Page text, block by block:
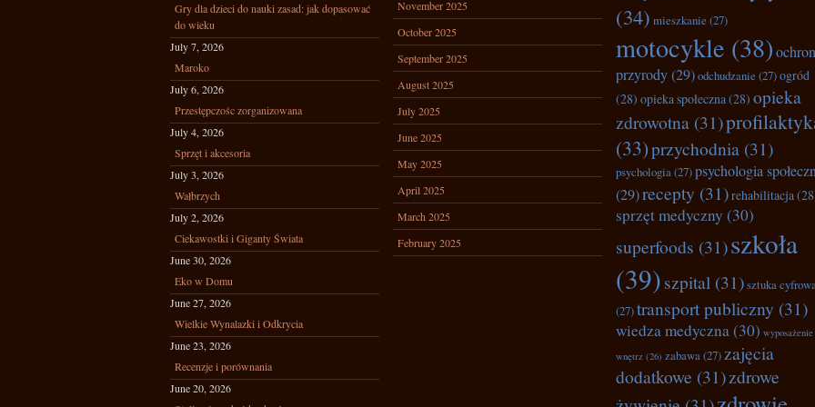
Gry dla dzieci do nauki zasad: jak dopasować
do wieku
July 7, 2026
Maroko
July 6, 2026
Przestępczośc zorganizowana
July 4, 2026
Sprzęt i akcesoria
July 3, 2026
Wałbrzych
July 2, 2026
Ciekawostki i Giganty Świata
June 30, 2026
Eko w Domu
June 27, 2026
Wielkie Wynalazki i Odkrycia
June 23, 2026
Recenzje i porównania
June 20, 2026
November 2025
October 2025
September 2025
August 2025
July 2025
June 2025
May 2025
April 2025
March 2025
February 2025
(34) mieszkanie (27)
motocykle (38)
przyrody(29)odchudzanie (27)ogród
(28) opieka społeczna(28) opieka
zdrowotna (31)
(33)przychodnia (31)
psychologia(27)psychologia
(29)recepty (31)rehabilitacja
sprzęt medyczny (30)
superfoods (31)szkoła
(39)szpital (31)sztuka
(27)transport publiczny (31)
wiedza medyczna(30) wyposażenie
wnętrz (26) zabawa(27) zajęcia
dodatkowe (31)zdrowe